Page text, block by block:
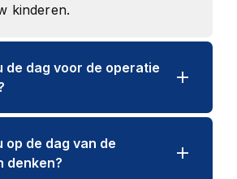
kinderen.
de dag voor de operatie
op de dag van de
denken?